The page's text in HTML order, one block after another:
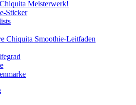
Meisterwerk!
Sticker
Chiquita Smoothie-Leitfaden